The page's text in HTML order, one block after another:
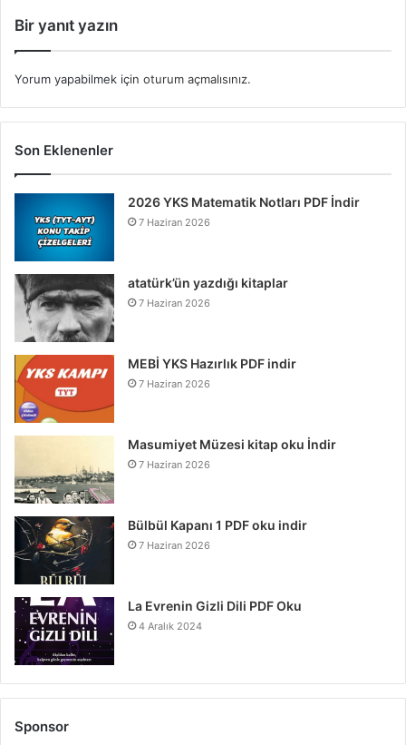
Bir yanıt yazın
Yorum yapabilmek için oturum açmalısınız.
Son Eklenenler
2026 YKS Matematik Notları PDF İndir
7 Haziran 2026
atatürk’ün yazdığı kitaplar
7 Haziran 2026
MEBİ YKS Hazırlık PDF indir
7 Haziran 2026
Masumiyet Müzesi kitap oku İndir
7 Haziran 2026
Bülbül Kapanı 1 PDF oku indir
7 Haziran 2026
La Evrenin Gizli Dili PDF Oku
4 Aralık 2024
Sponsor